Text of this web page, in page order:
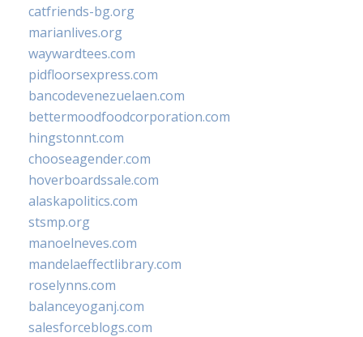
catfriends-bg.org
marianlives.org
waywardtees.com
pidfloorsexpress.com
bancodevenezuelaen.com
bettermoodfoodcorporation.com
hingstonnt.com
chooseagender.com
hoverboardssale.com
alaskapolitics.com
stsmp.org
manoelneves.com
mandelaeffectlibrary.com
roselynns.com
balanceyoganj.com
salesforceblogs.com